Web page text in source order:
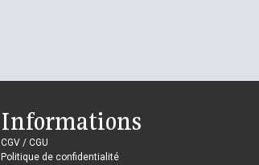
Informations
CGV / CGU
Politique de confidentialité